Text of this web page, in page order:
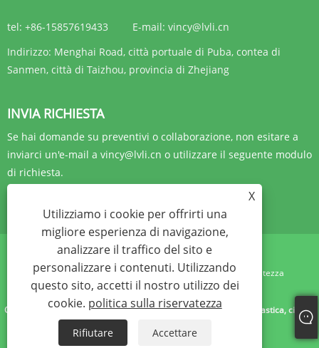
tel: +86-15857619433 E-mail: vincy@lvli.cn
Indirizzo: Menghai Road, città portuale di Puba, contea di
Sanmen, città di Taizhou, provincia di Zhejiang
INVIA RICHIESTA
Se hai domande su preventivi o collaborazione, non esitare a
inviarci un'e-mail a vincy@lvli.cn o utilizzare il seguente modulo
di richiesta.
Links Sitemap RSS XML politica sulla riservatezza
Copyright © 2023 Zhejiang Yibo Technology Co., Ltd.- Posate di plastica, ciotola
di plastica, posate di plastica - Tutti i diritti riservati
X
Utilizziamo i cookie per offrirti una
migliore esperienza di navigazione,
analizzare il traffico del sito e
personalizzare i contenuti. Utilizzando
questo sito, accetti il ​​nostro utilizzo dei
cookie. politica sulla riservatezza
Rifiutare Accettare